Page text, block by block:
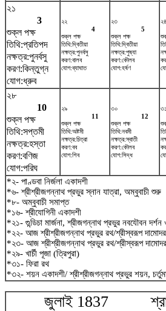
২১
3
শুক্ল পক্ষ
তিথি:প্রতিপদ
নক্ষত্র:পুনর্বসু
করণ:কিন্তুগ্ন
যোগ:ধ্রুব
২২
4
শুক্ল পক্ষ
তিথি:দ্বিতীয়া
নক্ষত্র:পুনর্বসু
করণ:বালব
যোগ:ব্যাঘাত
২৩
5
শুক্ল পক্ষ
তিথি:দ্বিতীয়া
নক্ষত্র:পুষ্যা
করণ:কৌলব
যোগ:হর্ষণ
২৪
২৮
10
শুক্ল পক্ষ
তিথি:সপ্তমী
নক্ষত্র:হস্তা
করণ:বণিজ
যোগ:পরিঘ
২৯
11
শুক্ল পক্ষ
তিথি:অষ্টমী
নক্ষত্র:চিত্রা
করণ:বব
যোগ:শিব
৩০
12
শুক্ল পক্ষ
তিথি:নবমী
নক্ষত্র:স্বাতী
করণ:কৌলব
যোগ:সিদ্ধ
৩১
*২- পাণ্ডবা নির্জলা একাদশী
*৬- শ্রীশ্রীজগন্নাথ প্রভুর স্নান যাত্রা, অম্বুবাচী শুরু
*৮- অম্বুবাচী সমাপ্ত
*১৬- শ্রীযোগিনী একাদশী
*২১- গুন্ডিচা মার্জনা, শ্রীজগন্নাথ প্রভুর নবযৌবন দর্শন
*২২- আজ শ্রীশ্রীজগন্নাথ প্রভুর রথ/শ্রীস্বরূপ দামোদর
*২৩- আজ শ্রীশ্রীজগন্নাথ প্রভুর রথ/শ্রীস্বরূপ দামোদর
*২৯- খার্চী পূজা (ত্রিপুরা)
*৩১- ফিরা রথ
*৩২- শয়ন একাদশী/ শ্রীশ্রীজগন্নাথ প্রভুর শয়ন,
জুলাই 1837